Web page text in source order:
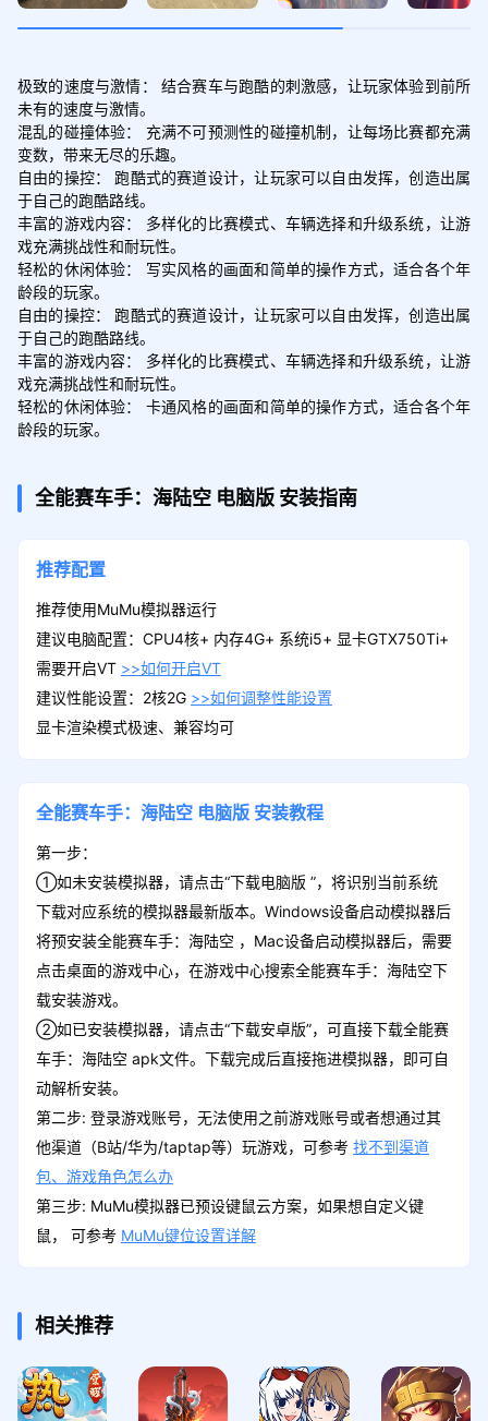
极致的速度与激情： 结合赛车与跑酷的刺激感，让玩家体验到前所
未有的速度与激情。
混乱的碰撞体验： 充满不可预测性的碰撞机制，让每场比赛都充满
变数，带来无尽的乐趣。
自由的操控： 跑酷式的赛道设计，让玩家可以自由发挥，创造出属
于自己的跑酷路线。
丰富的游戏内容： 多样化的比赛模式、车辆选择和升级系统，让游
戏充满挑战性和耐玩性。
轻松的休闲体验： 写实风格的画面和简单的操作方式，适合各个年
龄段的玩家。
自由的操控： 跑酷式的赛道设计，让玩家可以自由发挥，创造出属
于自己的跑酷路线。
丰富的游戏内容： 多样化的比赛模式、车辆选择和升级系统，让游
戏充满挑战性和耐玩性。
轻松的休闲体验： 卡通风格的画面和简单的操作方式，适合各个年
龄段的玩家。
全能赛车手：海陆空 电脑版 安装指南
推荐配置
推荐使用MuMu模拟器运行
建议电脑配置：CPU4核+ 内存4G+ 系统i5+ 显卡GTX750Ti+
需要开启VT >>如何开启VT
建议性能设置：2核2G >>如何调整性能设置
显卡渲染模式极速、兼容均可
全能赛车手：海陆空 电脑版 安装教程
第一步：
①如未安装模拟器，请点击“下载电脑版 ”，将识别当前系统
下载对应系统的模拟器最新版本。Windows设备启动模拟器后
将预安装全能赛车手：海陆空 ，Mac设备启动模拟器后，需要
点击桌面的游戏中心，在游戏中心搜索全能赛车手：海陆空下
载安装游戏。
②如已安装模拟器，请点击“下载安卓版”，可直接下载全能赛
车手：海陆空 apk文件。下载完成后直接拖进模拟器，即可自
动解析安装。
第二步: 登录游戏账号，无法使用之前游戏账号或者想通过其
他渠道（B站/华为/taptap等）玩游戏，可参考 找不到渠道
包、游戏角色怎么办
第三步: MuMu模拟器已预设键鼠云方案，如果想自定义键
鼠， 可参考 MuMu键位设置详解
相关推荐